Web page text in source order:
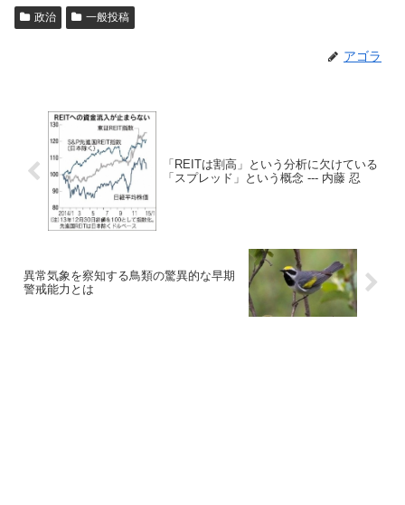
政治 一般投稿
アゴラ
「REITは割高」という分析に欠けている
「スプレッド」という概念 --- 内藤 忍
異常気象を察知する鳥類の驚異的な早期
警戒能力とは